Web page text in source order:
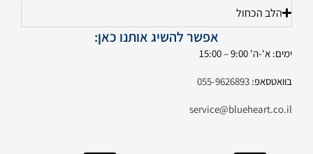
הלב הכחול
אפשר להשיג אותנו כאן:
ימים: א'-ה' 9:00 – 15:00
בוואטסאפ: 055-9626893
service@blueheart.co.il